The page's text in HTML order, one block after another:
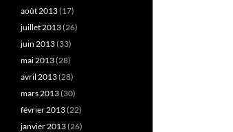
août 2013(17)
juillet 2013(26)
juin 2013(33)
mai 2013(28)
avril 2013(28)
mars 2013(30)
février 2013(22)
janvier 2013(26)